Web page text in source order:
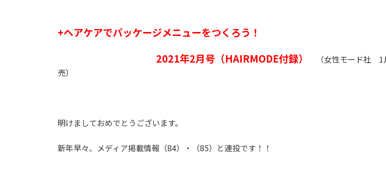
+ヘアケアでパッケージメニューをつくろう！
2021年2月号（HAIRMODE付録）
（女性モード社 1
売）
明けましておめでとうございます。
新年早々、メディア掲載情報（84）・（85）と連投です！！